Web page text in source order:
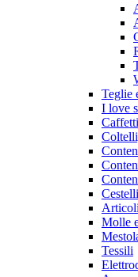
Teglie
I love
Molle
Tessili